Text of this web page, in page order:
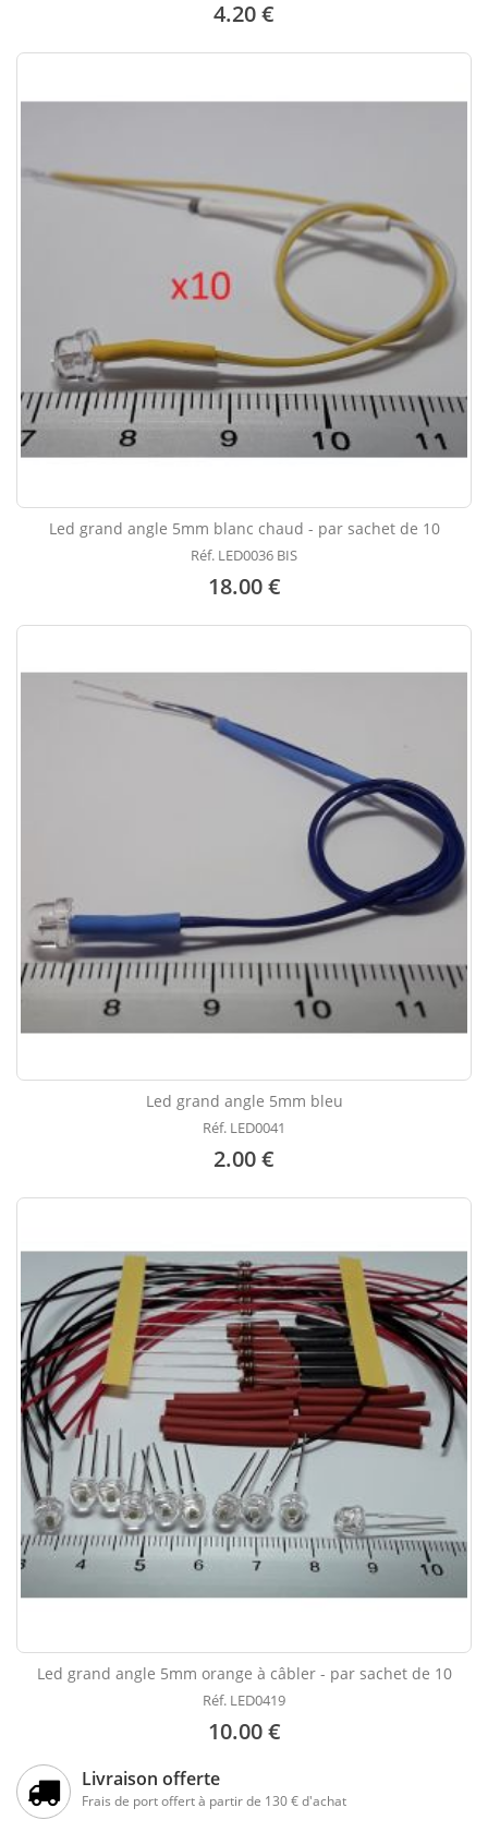
4.20 €
Led grand angle 5mm blanc chaud - par sachet de 10
Réf. LED0036 BIS
18.00 €
Led grand angle 5mm bleu
Réf. LED0041
2.00 €
Led grand angle 5mm orange à câbler - par sachet de 10
Réf. LED0419
10.00 €
Livraison offerte
Frais de port offert à partir de 130 € d'achat